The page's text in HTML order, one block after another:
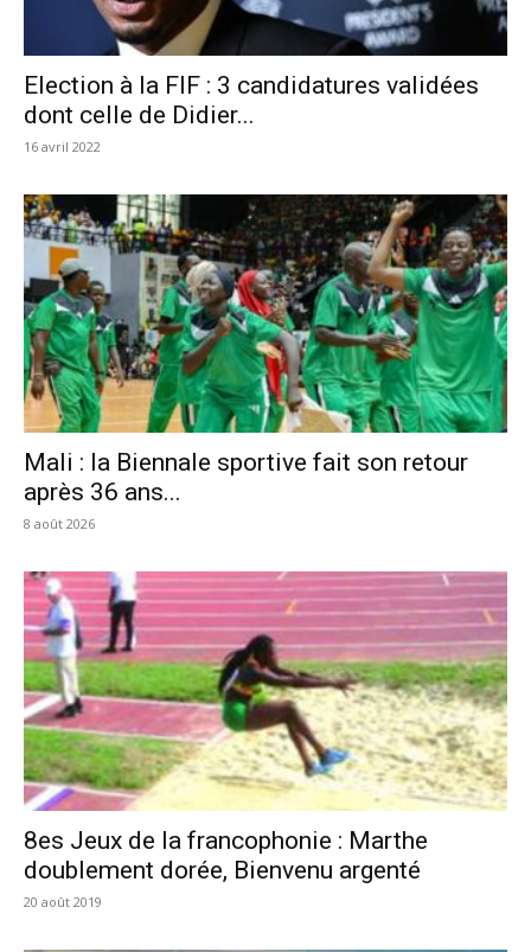
Election à la FIF : 3 candidatures validées
dont celle de Didier...
16 avril 2022
Mali : la Biennale sportive fait son retour
après 36 ans...
8 août 2026
8es Jeux de la francophonie : Marthe
doublement dorée, Bienvenu argenté
20 août 2019